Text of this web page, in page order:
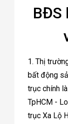
BĐS
1. Thị
bất động
trục chính
TpHCM -
trục Xa Lộ